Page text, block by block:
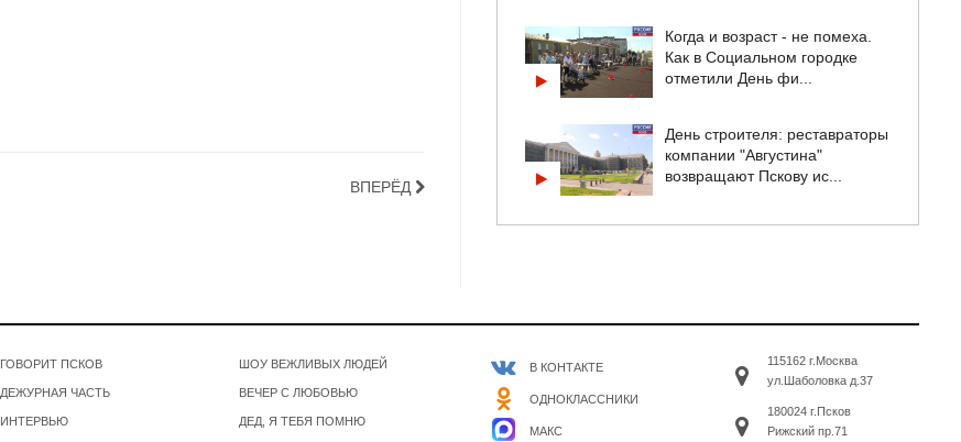
ВПЕРЁД
Когда и возраст - не помеха.
Как в Социальном городке
отметили День фи...
День строителя: реставраторы
компании "Августина"
возвращают Пскову ис...
ГОВОРИТ ПСКОВ
ДЕЖУРНАЯ ЧАСТЬ
ИНТЕРВЬЮ
ШОУ ВЕЖЛИВЫХ ЛЮДЕЙ
ВЕЧЕР С ЛЮБОВЬЮ
ДЕД, Я ТЕБЯ ПОМНЮ
В КОНТАКТЕ
ОДНОКЛАССНИКИ
МАКС
115162 г.Москва
ул.Шаболовка д.37
180024 г.Псков
Рижский пр.71